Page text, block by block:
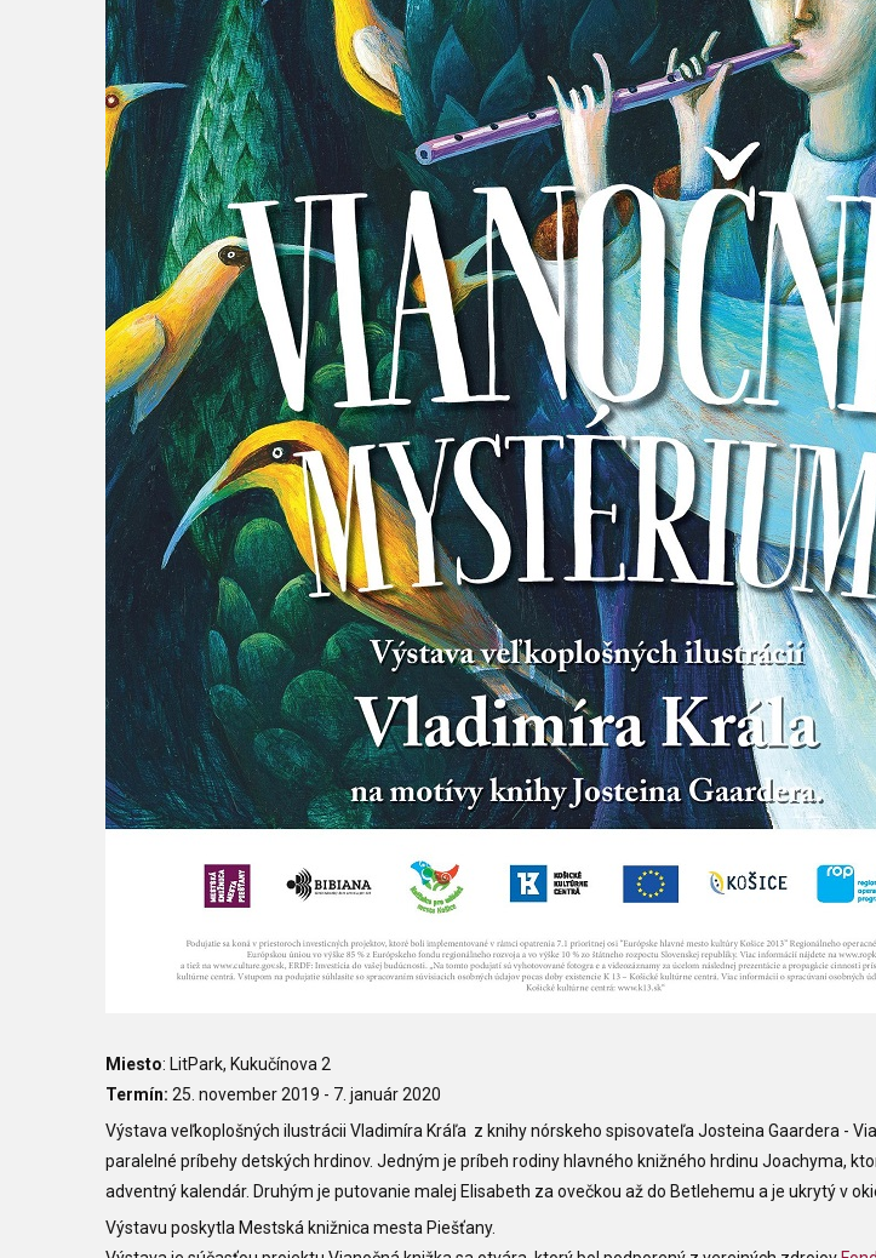
Miesto: LitPark, Kukučínova 2
Termín: 25. november 2019 - 7. január 2020
Výstava veľkoplošných ilustrácii Vladimíra Kráľa z knihy nórskeho spisovateľa Josteina Gaardera -
paralelné príbehy detských hrdinov. Jedným je príbeh rodiny hlavného knižného hrdinu Joachyma,
adventný kalendár. Druhým je putovanie malej Elisabeth za ovečkou až do Betlehemu a je ukrytý v
Výstavu poskytla Mestská knižnica mesta Piešťany.